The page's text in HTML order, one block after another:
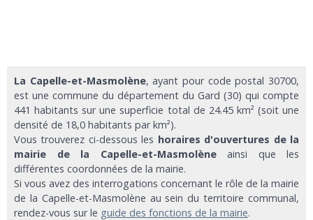
La Capelle-et-Masmolène, ayant pour code postal 30700,
est une commune du département du Gard (30) qui compte
441 habitants sur une superficie total de 24.45 km² (soit une
densité de 18,0 habitants par km²).
Vous trouverez ci-dessous les horaires d'ouvertures de la
mairie de la Capelle-et-Masmolèneainsi que les
différentes coordonnées de la mairie.
Si vous avez des interrogations concernant le rôle de la mairie
de la Capelle-et-Masmolène au sein du territoire communal,
rendez-vous sur le guide des fonctions de la mairie.